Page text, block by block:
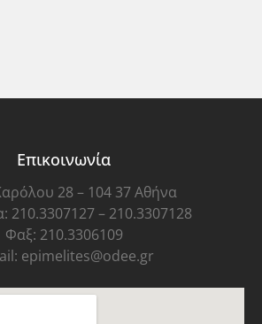
Επικοινωνία
28 – 104 37 Αθήνα
210.3307127 – 210.3307128
Φαξ: 210.3306109
epimelites@odee.gr